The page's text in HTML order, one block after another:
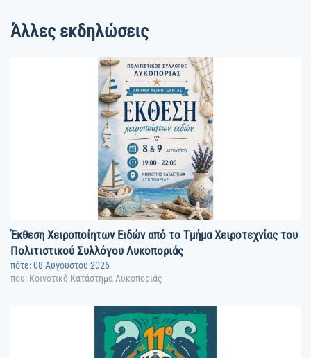
Άλλες εκδηλώσεις
Έκθεση Χειροποίητων Ειδών από το Τμήμα Χειροτεχνίας του
Πολιτιστικού Συλλόγου Λυκοποριάς
πότε: 08 Αυγούστου 2026
που: Κοινοτικό Κατάστημα Λυκοποριάς